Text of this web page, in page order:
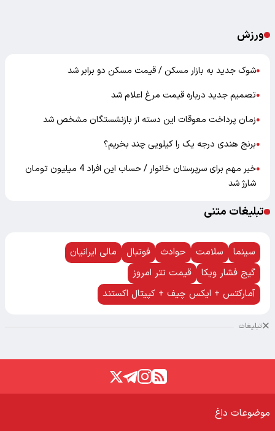
ورزش
●شوک جدید به بازار مسکن / قیمت مسکن دو برابر شد
●تصمیم جدید درباره قیمت مرغ اعلام شد
●زمان پرداخت معوقات این دسته از بازنشستگان مشخص شد
●برنج هندی درجه یک را کیلویی چند بخریم؟
●
خبر مهم برای سرپرستان خانوار / حساب این افراد 4 میلیون تومان
شارژ شد
تبلیغات متنی
سینما سلامت حوادث فوتبال
مالی ایرانیان
گیج فشار ویکا
قیمت تتر امروز
آمارکتس + ایکس چیف + کپیتال اکستند
تبلیغات
موضوعات داغ